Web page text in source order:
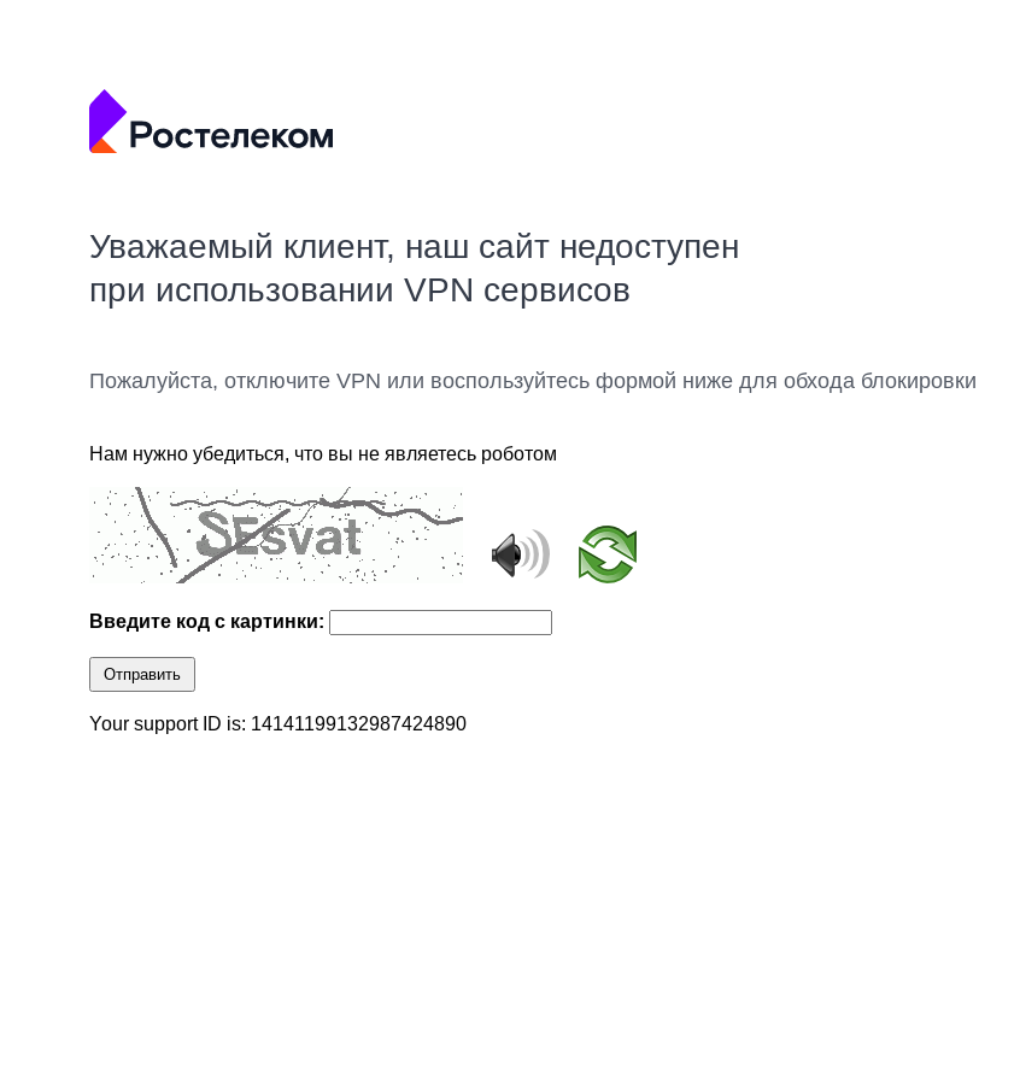
Уважаемый клиент, наш сайт недоступен
при использовании VPN сервисов
Пожалуйста, отключите VPN или воспользуйтесь формой ниже для обхода блокировки
Нам нужно убедиться, что вы не являетесь роботом
Введите код с картинки:
Отправить
Your support ID is: 14141199132987424890